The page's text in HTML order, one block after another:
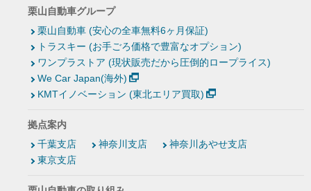
栗山自動車グループ
栗山自動車 (安心の全車無料6ヶ月保証)
トラスキー (お手ごろ価格で豊富なオプション)
ワンプラストア (現状販売だから圧倒的ロープライス)
We Car Japan(海外)
KMTイノベーション (東北エリア買取)
拠点案内
千葉支店
神奈川支店
神奈川あやせ支店
東京支店